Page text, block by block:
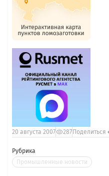
Рубрика
Промышленные новости
20 августа 2007 287 Поделиться